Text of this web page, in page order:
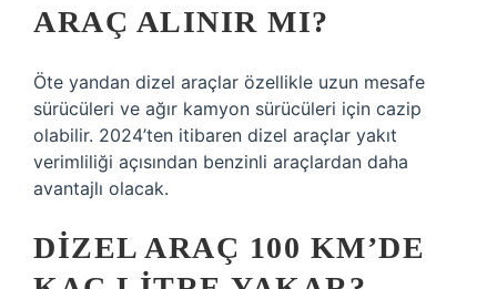
ARAÇ ALINIR MI?
Öte yandan dizel araçlar özellikle uzun mesafe
sürücüleri ve ağır kamyon sürücüleri için cazip
olabilir. 2024’ten itibaren dizel araçlar yakıt
verimliliği açısından benzinli araçlardan daha
avantajlı olacak.
DIZEL ARAÇ 100 KM’DE